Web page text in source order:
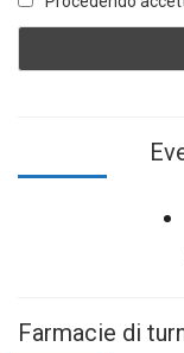
Farmacie di